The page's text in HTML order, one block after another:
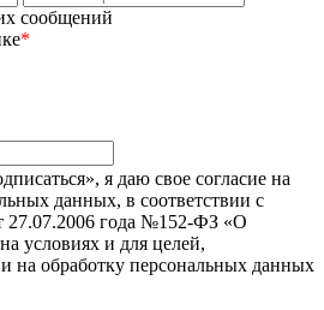
сообщений
*
я даю свое согласие на
данных, в соответствии с
27.07.2006 года №152-ФЗ «О
условиях и для целей,
на обработку персональных данных